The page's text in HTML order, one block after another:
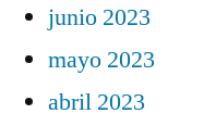
junio 2023
mayo 2023
abril 2023